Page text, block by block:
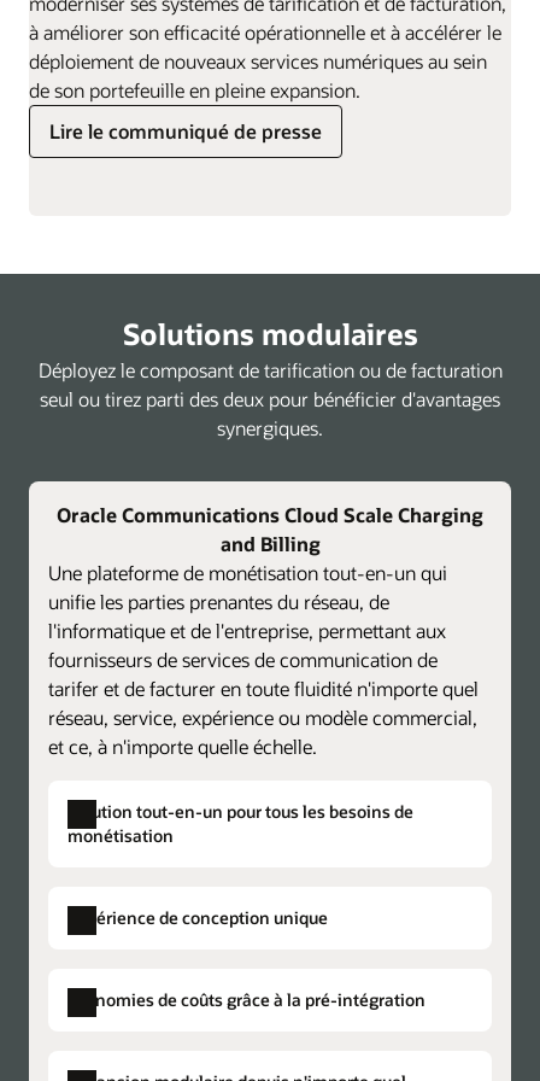
à améliorer son efficacité opérationnelle et à accélérer le
déploiement de nouveaux services numériques au sein
de son portefeuille en pleine expansion.
Lire le communiqué de presse
Solutions modulaires
Déployez le composant de tarification ou de facturation
seul ou tirez parti des deux pour bénéficier d'avantages
synergiques.
Oracle Communications Cloud Scale Charging
and Billing
Une plateforme de monétisation tout-en-un qui
unifie les parties prenantes du réseau, de
l'informatique et de l'entreprise, permettant aux
fournisseurs de services de communication de
tarifer et de facturer en toute fluidité n'importe quel
réseau, service, expérience ou modèle commercial,
et ce, à n'importe quelle échelle.
Solution tout-en-un pour tous les besoins de
monétisation
Expérience de conception unique
Créez des plans de tarification centralisés
pour les composants de tarification et de
marché et réduisez les coûts.
Économies de coûts grâce à la pré-intégration
Eliminez les données en double, la complexité